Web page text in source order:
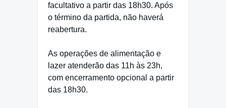
facultativo a partir das 18h30. Após
o término da partida, não haverá
reabertura.
As operações de alimentação e
lazer atenderão das 11h às 23h,
com encerramento opcional a partir
das 18h30.